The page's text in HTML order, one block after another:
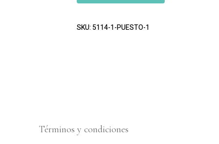
SKU:5114-1-PUESTO-1
Términos y condiciones